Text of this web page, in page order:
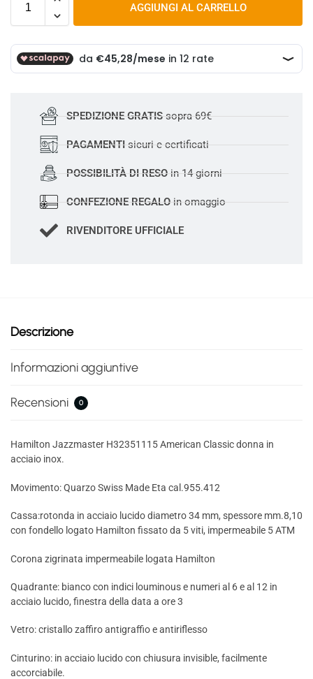
AGGIUNGI AL CARRELLO
SPEDIZIONE GRATISsopra 69€
PAGAMENTI sicuri e certificati
POSSIBILITÀ DI RESO in 14 giorni
CONFEZIONE REGALOin omaggio
RIVENDITORE UFFICIALE
Descrizione
Informazioni aggiuntive
Recensioni 0
Hamilton Jazzmaster H32351115 American Classic donna in
acciaio inox.
Movimento: Quarzo Swiss Made Eta cal.955.412
Cassa:rotonda in acciaio lucido diametro 34 mm, spessore mm.8,10
con fondello logato Hamilton fissato da 5 viti, impermeabile 5 ATM
Corona zigrinata impermeabile logata Hamilton
Quadrante: bianco con indici louminous e numeri al 6 e al 12 in
acciaio lucido, finestra della data a ore 3
Vetro: cristallo zaffiro antigraffio e antiriflesso
Cinturino: in acciaio lucido con chiusura invisible, facilmente
accorciabile.